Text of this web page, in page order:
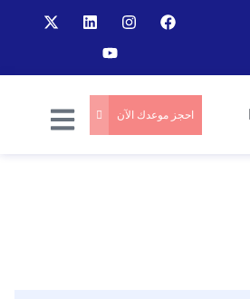
احجز موعدك الآن